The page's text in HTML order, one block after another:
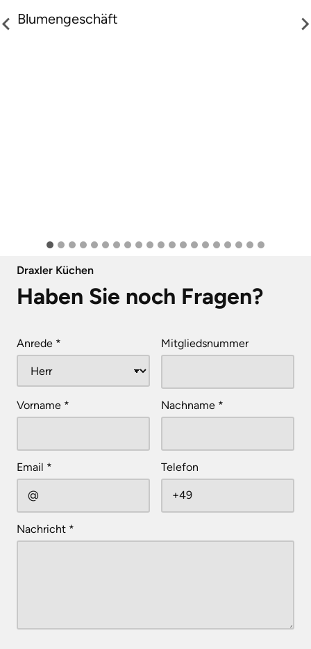
Blumengeschäft
Draxler Küchen
Haben Sie noch Fragen?
Anrede * Mitgliedsnummer
Vorname * Nachname *
Email * Telefon
Nachricht *